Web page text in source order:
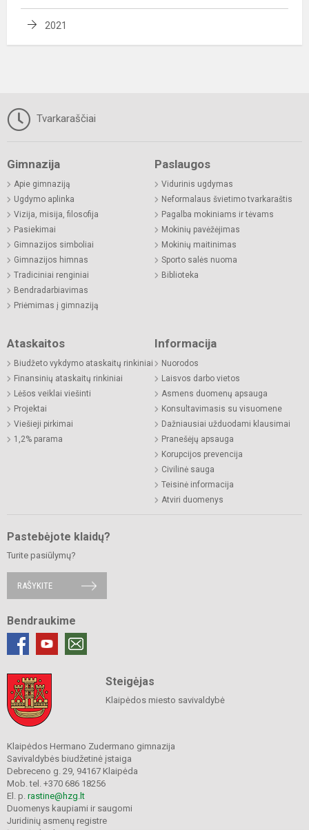
2021
Tvarkaraščiai
Gimnazija
Apie gimnaziją
Ugdymo aplinka
Vizija, misija, filosofija
Pasiekimai
Gimnazijos simboliai
Gimnazijos himnas
Tradiciniai renginiai
Bendradarbiavimas
Priėmimas į gimnaziją
Paslaugos
Vidurinis ugdymas
Neformalaus švietimo tvarkaraštis
Pagalba mokiniams ir tėvams
Mokinių pavėžėjimas
Mokinių maitinimas
Sporto salės nuoma
Biblioteka
Ataskaitos
Biudžeto vykdymo ataskaitų rinkiniai
Finansinių ataskaitų rinkiniai
Lėšos veiklai viešinti
Projektai
Viešieji pirkimai
1,2% parama
Informacija
Nuorodos
Laisvos darbo vietos
Asmens duomenų apsauga
Konsultavimasis su visuomene
Dažniausiai užduodami klausimai
Pranešėjų apsauga
Korupcijos prevencija
Civilinė sauga
Teisinė informacija
Atviri duomenys
Pastebėjote klaidų?
Turite pasiūlymų?
RAŠYKITE
Bendraukime
Steigėjas
Klaipėdos miesto savivaldybė
Klaipėdos Hermano Zudermano gimnazija
Savivaldybės biudžetinė įstaiga
Debreceno g. 29, 94167 Klaipėda
Mob. tel. +370 686 18256
El. p. rastine@hzg.lt
Duomenys kaupiami ir saugomi
Juridinių asmenų registre